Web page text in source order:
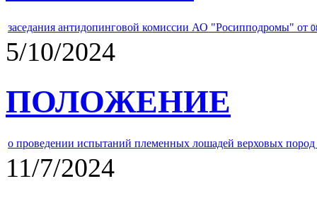
заседания антидопинговой комиссии АО "Росипподромы" от
5/10/2024
ПОЛОЖЕНИЕ
о проведении испытаний племенных лошадей верховых
11/7/2024